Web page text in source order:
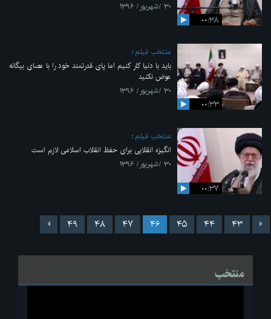
۰۰:۳۸
۳۰ /شهریور/ ۱۳۹۶
۰۰:۳۳
منتخب فیلم
باید با دنیا کار کنیم اما پای قدرتمند خود را با عصای بیگانه
عوض نکنید
۳۰ /شهریور/ ۱۳۹۶
۰۰:۳۷
منتخب فیلم
انگیزه انقلابی برای حفظ انقلاب اسلامی لازم است
۳۰ /شهریور/ ۱۳۹۶
۴۳ ۴۴ ۴۵ ۴۶ ۴۷ ۴۸ ۴۹
منتخب